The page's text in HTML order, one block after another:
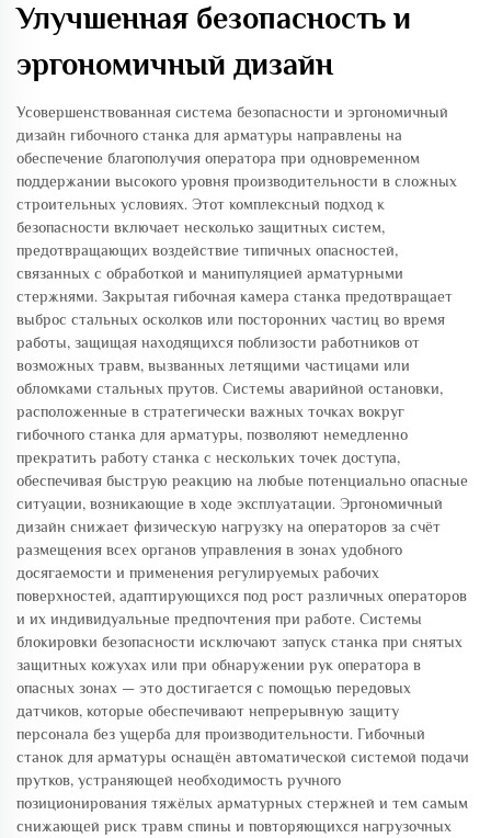
Улучшенная безопасность и
эргономичный дизайн
Усовершенствованная система безопасности и эргономичный
дизайн гибочного станка для арматуры направлены на
обеспечение благополучия оператора при одновременном
поддержании высокого уровня производительности в сложных
строительных условиях. Этот комплексный подход к
безопасности включает несколько защитных систем,
предотвращающих воздействие типичных опасностей,
связанных с обработкой и манипуляцией арматурными
стержнями. Закрытая гибочная камера станка предотвращает
выброс стальных осколков или посторонних частиц во время
работы, защищая находящихся поблизости работников от
возможных травм, вызванных летящими частицами или
обломками стальных прутов. Системы аварийной остановки,
расположенные в стратегически важных точках вокруг
гибочного станка для арматуры, позволяют немедленно
прекратить работу станка с нескольких точек доступа,
обеспечивая быструю реакцию на любые потенциально опасные
ситуации, возникающие в ходе эксплуатации. Эргономичный
дизайн снижает физическую нагрузку на операторов за счёт
размещения всех органов управления в зонах удобного
досягаемости и применения регулируемых рабочих
поверхностей, адаптирующихся под рост различных операторов
и их индивидуальные предпочтения при работе. Системы
блокировки безопасности исключают запуск станка при снятых
защитных кожухах или при обнаружении рук оператора в
опасных зонах — это достигается с помощью передовых
датчиков, которые обеспечивают непрерывную защиту
персонала без ущерба для производительности. Гибочный
станок для арматуры оснащён автоматической системой подачи
прутков, устраняющей необходимость ручного
позиционирования тяжёлых арматурных стержней и тем самым
снижающей риск травм спины и повторяющихся нагрузочных